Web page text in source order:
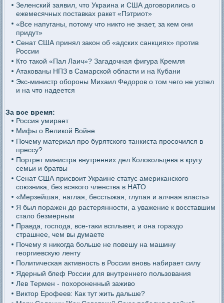
Зеленский заявил, что Украина и США договорились о
ежемесячных поставках ракет «Пэтриот»
«Все напуганы, потому что никто не знает, за кем они
придут»
Сенат США принял закон об «адских санкциях» против
России
Кто такой «Пал Лаич»? Загадочная фигура Кремля
Атакованы НПЗ в Самарской области и на Кубани
Экс-министр обороны Михаил Федоров о том чего не успел
и на что надеется
За все время:
Россия умирает
Мифы о Великой Войне
Почему материал про бурятского танкиста просочился в
прессу?
Портрет министра внутренних дел Колокольцева в кругу
семьи и братвы
Сенат США присвоит Украине статус американского
союзника, без всякого членства в НАТО
«Мерзейшая, наглая, бесстыжая, глупая и алчная власть»
Я был поражен до растерянности, а уважение к восставшим
стало безмерным
Правда, господа, все-таки всплывет, и она гораздо
страшнее, чем вы думаете
Почему я никогда больше не повешу на машину
георгиевскую ленту
Политическая активность в России вновь набирает силу
Ядерный блеф России для внутреннего пользования
Лев Термен - похороненный заживо
Виктор Ерофеев: Как тут жить дальше?